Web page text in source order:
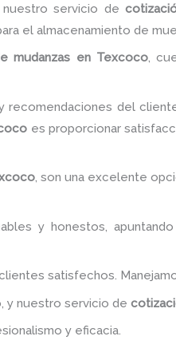
nuestro servicio de
el almacenamiento de
mudanzas en Texcoco,
recomendaciones del
es proporcionar
, son una excelente
y honestos,
satisfechos.
y nuestro servicio de
y eficacia.